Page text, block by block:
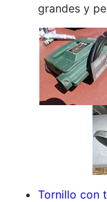
grandes y
Tornillo con